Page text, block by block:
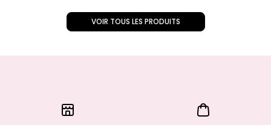
VOIR TOUS LES PRODUITS